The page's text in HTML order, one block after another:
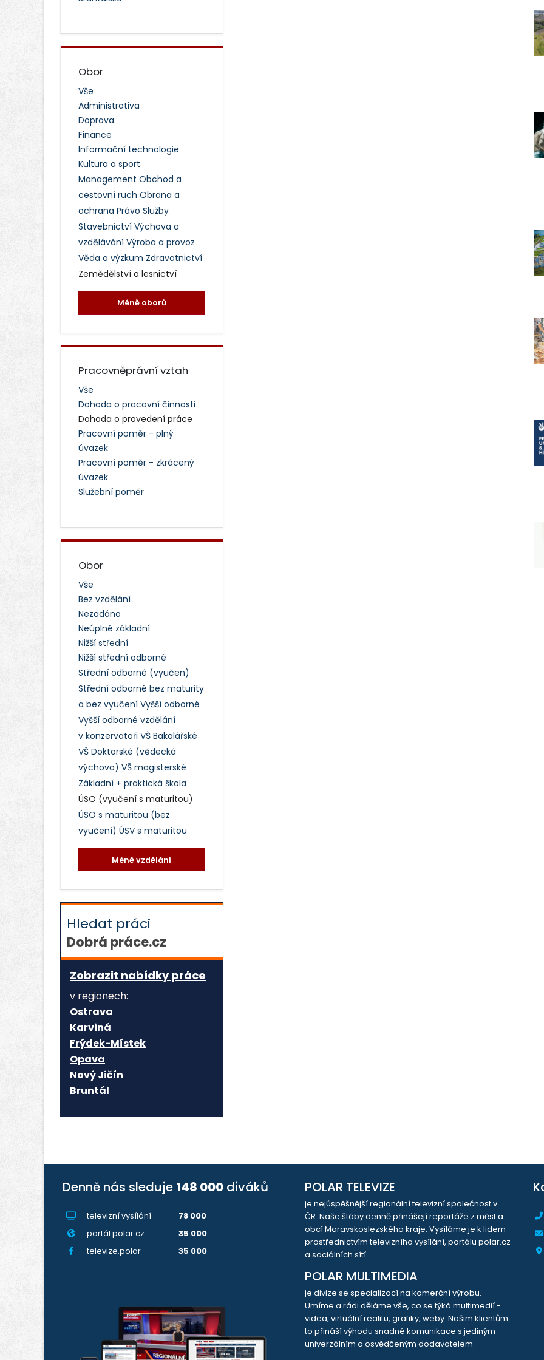
Obor
Vše
Administrativa
Doprava
Finance
Informační technologie
Kultura a sport
Management Obchod a
cestovní ruch Obrana a
ochrana Právo Služby
Stavebnictví Výchova a
vzdělávání Výroba a provoz
Věda a výzkum Zdravotnictví
Zemědělství a lesnictví
Méně oborů
Pracovněprávní vztah
Vše
Dohoda o pracovní činnosti
Dohoda o provedení práce
Pracovní poměr - plný
úvazek
Pracovní poměr - zkrácený
úvazek
Služební poměr
Obor
Vše
Bez vzdělání
Nezadáno
Neúplné základní
Nižší střední
Nižší střední odborné
Střední odborné (vyučen)
Střední odborné bez maturity
a bez vyučení Vyšší odborné
Vyšší odborné vzdělání
v konzervatoři VŠ Bakalářské
VŠ Doktorské (vědecká
výchova) VŠ magisterské
Základní + praktická škola
ÚSO (vyučení s maturitou)
ÚSO s maturitou (bez
vyučení) ÚSV s maturitou
Méně vzdělání
Hledat práci
Dobrá práce.cz
Zobrazit nabídky práce
v regionech:
Ostrava
Karviná
Frýdek-Místek
Opava
Nový Jičín
Bruntál
Denně nás sleduje 148 000 diváků
televizní vysílání
78 000
portál polar.cz
35 000
televize.polar
35 000
POLAR TELEVIZE
je nejúspěšnější regionální televizní společnost v
ČR. Naše štáby denně přinášejí reportáže z měst a
obcí Moravskoslezského kraje. Vysíláme je k lidem
prostřednictvím televizního vysílání, portálu polar.cz
a sociálních sítí.
POLAR MULTIMEDIA
je divize se specializací na komerční výrobu.
Umíme a rádi děláme vše, co se týká multimedií -
videa, virtuální realitu, grafiky, weby. Našim klientům
to přináší výhodu snadné komunikace s jediným
univerzálním a osvědčeným dodavatelem.